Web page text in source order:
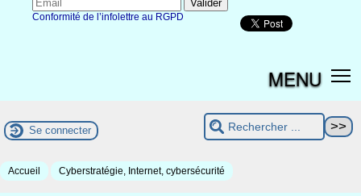
Conformité de l’infolettre au RGPD
MENU
Se connecter
Accueil Cyberstratégie, Internet, cybersécurité